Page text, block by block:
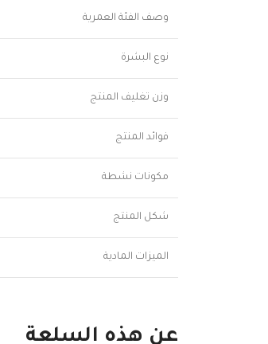
وصف الفئة العمرية
نوع البشرة
وزن تغليف المنتج
فوائد المنتج
مكونات نشطة
شكل المنتج
الميزات المادية
عن هذه السلعة